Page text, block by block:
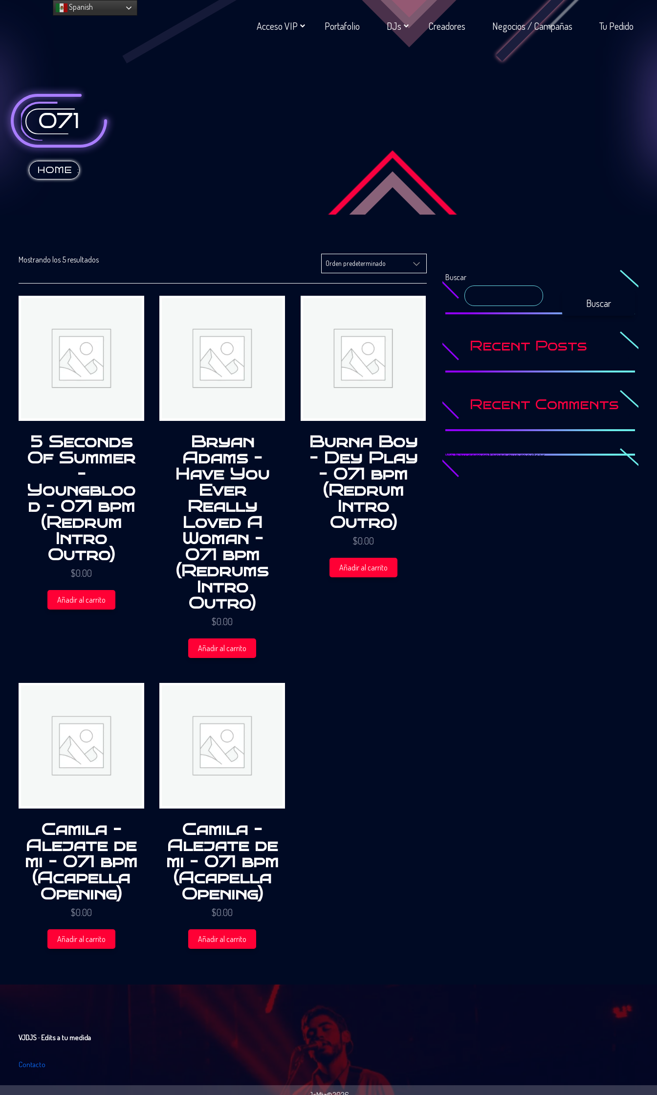
Acceso VIP Portafolio DJs Creadores Negocios / Campañas Tu Pedido
071
HOME :
Mostrando los 5 resultados
5 Seconds
Of Summer
–
Youngbloo
d – 071 bpm
(Redrum
Intro
Outro)
$0.00
Añadir al carrito
Bryan
Adams –
Have You
Ever
Really
Loved A
Woman –
071 bpm
(Redrums
Intro
Outro)
$0.00
Añadir al carrito
Burna Boy
– Dey Play
– 071 bpm
(Redrum
Intro
Outro)
$0.00
Añadir al carrito
Camila –
Alejate de
mi – 071 bpm
(Acapella
Opening)
$0.00
Añadir al carrito
Camila –
Alejate de
mi – 071 bpm
(Acapella
Opening)
$0.00
Añadir al carrito
Buscar
Buscar
Recent Posts
Recent Comments
No hay comentarios que mostrar.
VJDJS · Edits a tu medida
Contacto
Spanish